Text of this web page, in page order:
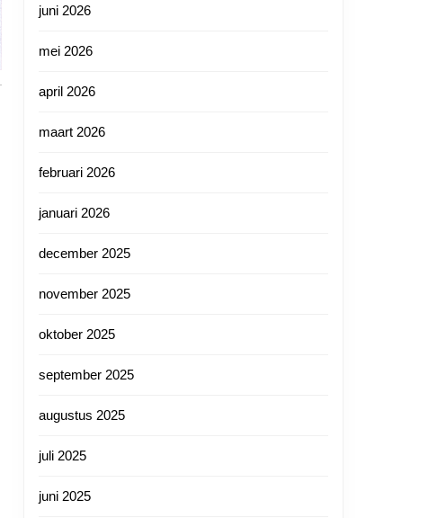
juni 2026
mei 2026
april 2026
maart 2026
februari 2026
januari 2026
december 2025
november 2025
oktober 2025
september 2025
augustus 2025
juli 2025
juni 2025